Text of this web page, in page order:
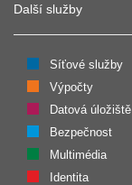
Další služby
Síťové služby
Výpočty
Datová úložiště
Bezpečnost
Multimédia
Identita